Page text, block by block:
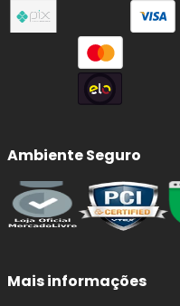
Ambiente Seguro
Mais informações